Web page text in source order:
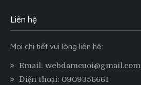
Liên hệ
Mọi chi tiết vui lòng liên hệ:
Email: webdamcuoi@gmail.com
Điện thoại: 0909356661